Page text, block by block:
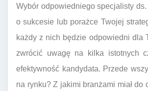
Wybór odpowiedniego specjalisty
o sukcesie lub porażce Twojej
każdy z nich będzie odpowiedni dla
zwrócić uwagę na kilka istotnych
efektywność kandydata. Przede
na rynku? Z jakimi branżami miał